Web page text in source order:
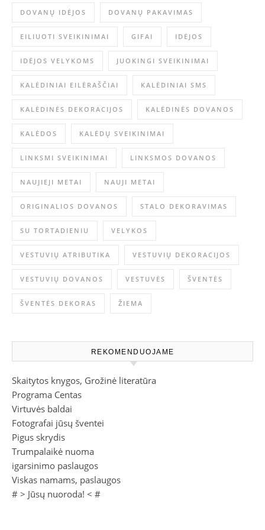
DOVANŲ IDĖJOS DOVANŲ PAKAVIMAS
EILIUOTI SVEIKINIMAI GIFAI IDĖJOS
IDĖJOS VELYKOMS JUOKINGI SVEIKINIMAI
KALĖDINIAI EILĖRAŠČIAI KALĖDINIAI SMS
KALĖDINĖS DEKORACIJOS KALĖDINĖS DOVANOS
KALĖDOS KALĖDŲ SVEIKINIMAI
LINKSMI SVEIKINIMAI LINKSMOS DOVANOS
NAUJIEJI METAI NAUJI METAI
ORIGINALIOS DOVANOS STALO DEKORAVIMAS
SU TORTADIENIU VELYKOS
VESTUVIŲ ATRIBUTIKA VESTUVIŲ DEKORACIJOS
VESTUVIŲ DOVANOS VESTUVĖS ŠVENTĖS
ŠVENTĖS DEKORAS ŽIEMA
REKOMENDUOJAME
Skaitytos knygos, Grožinė literatūra
Programa Centas
Virtuvės baldai
Fotografai jūsų šventei
Pigus skrydis
Trumpalaikė nuoma
igarsinimo paslaugos
Viskas namams, paslaugos
# > Jūsų nuoroda! < #